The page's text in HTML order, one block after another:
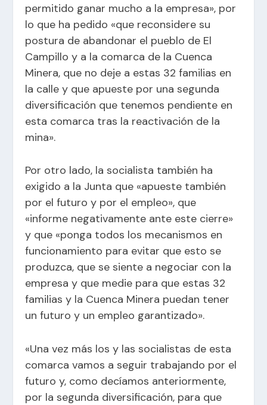
permitido ganar mucho a la empresa», por
lo que ha pedido «que reconsidere su
postura de abandonar el pueblo de El
Campillo y a la comarca de la Cuenca
Minera, que no deje a estas 32 familias en
la calle y que apueste por una segunda
diversificación que tenemos pendiente en
esta comarca tras la reactivación de la
mina».
Por otro lado, la socialista también ha
exigido a la Junta que «apueste también
por el futuro y por el empleo», que
«informe negativamente ante este cierre»
y que «ponga todos los mecanismos en
funcionamiento para evitar que esto se
produzca, que se siente a negociar con la
empresa y que medie para que estas 32
familias y la Cuenca Minera puedan tener
un futuro y un empleo garantizado».
«Una vez más los y las socialistas de esta
comarca vamos a seguir trabajando por el
futuro y, como decíamos anteriormente,
por la segunda diversificación, para que